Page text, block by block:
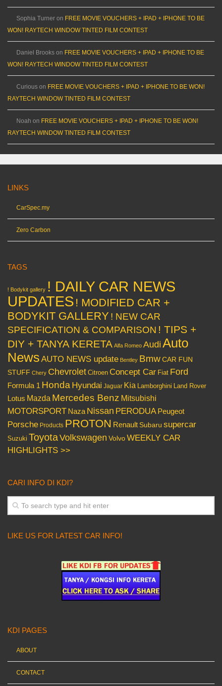
Sophia Turner on FREE MOVIE VOUCHERS + IPAD + IPHONE TO BE
WON! RAYTECH WINDOW TINTED FILM CONTEST
Daniel Brooks on FREE MOVIE VOUCHERS + IPAD + IPHONE TO BE
WON! RAYTECH WINDOW TINTED FILM CONTEST
Curious on FREE MOVIE VOUCHERS + IPAD + IPHONE TO BE WON!
RAYTECH WINDOW TINTED FILM CONTEST
Noah on FREE MOVIE VOUCHERS + IPAD + IPHONE TO BE WON!
RAYTECH WINDOW TINTED FILM CONTEST
LINKS
CarSpec.my
Zero Carbon
TAGS
! Bodykit gallery ! DAILY CAR NEWS
UPDATES ! MODIFIED CAR +
BODYKIT GALLERY ! NEW CAR
SPECIFICATION & COMPARISON ! TIPS +
DIY + TANYA KERETA Alfa Romeo Audi Auto
News AUTO NEWS update Bentley BmwCAR FUN
STUFF Chery Chevrolet Citroen Concept Car Fiat Ford
Formula 1 Honda Hyundai Jaguar Kia Lamborghini Land Rover
Lotus Mazda Mercedes Benz Mitsubishi
MOTORSPORT Naza Nissan PERODUA Peugeot
Porsche Products PROTON Renault Subaru supercar
Suzuki ToyotaVolkswagen VolvoWEEKLY CAR
HIGHLIGHTS >>
CARI INFO DI KDI?
LIKE US FOR LATEST CAR INFO!
KDI PAGES
ABOUT
CONTACT